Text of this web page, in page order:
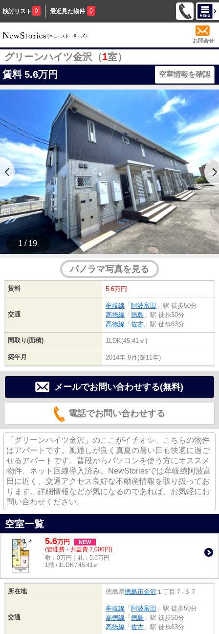
検討リスト 0 最近見た物件 0
お問合せ
グリーンハイツ金沢（1室）
賃料 5.6万円 空室情報を確認
1 / 19
パノラマ写真を見る
賃料 5.6万円
交通
牟岐線 「 阿波富田 」駅 徒歩50分
高徳線 「 徳島 」駅 徒歩50分
高徳線 「 佐古 」駅 徒歩63分
間取り(面積) 1LDK(45.41㎡)
築年月 2014年 9月(築11年)
メールでお問い合わせする(無料)
電話でお問い合わせする
「グリーンハイツ金沢」のここがイチオシ。こちらの物件
はアパートです。風通しが良く真夏の暑い日も快適に過ご
せるアパートです。普段からパソコンを使う方にオススメ
物件、ネット回線導入済み。NewStoriesでは牟岐線阿波富
田に近く、交通アクセス良好な不動産情報を取り扱ってお
ります。詳細情報などが気になるのであれば、お気軽にお
問い合わせください。
空室一覧
5.6万円 NEW
(管理費・共益費 7,000円)
敷：0万円｜礼：5.6万円
1階 / 1LDK / 45.41㎡
所在地 徳島県徳島市金沢 １丁目７-３７
交通
牟岐線 「 阿波富田 」駅 徒歩50分
高徳線 「 徳島 」駅 徒歩50分
高徳線 「 佐古 」駅 徒歩63分